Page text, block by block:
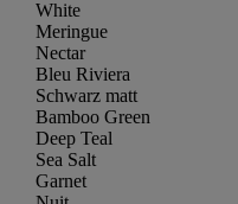
White
Meringue
Nectar
Bleu Riviera
Schwarz matt
Bamboo Green
Deep Teal
Sea Salt
Garnet